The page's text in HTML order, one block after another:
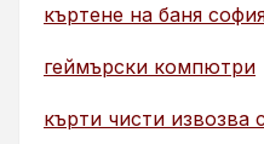
къртене на баня
геймърски компютри
кърти чисти извозва